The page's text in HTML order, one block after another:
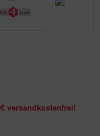
versandkostenfrei!